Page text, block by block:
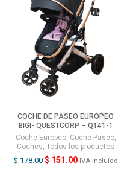
COCHE DE PASEO EUROPEO
BIGI- QUESTCORP – Q141-1
Coche Europeo, Coche Paseo,
Coches, Todos los productos
$178.00 $ 151.00 IVA incluído